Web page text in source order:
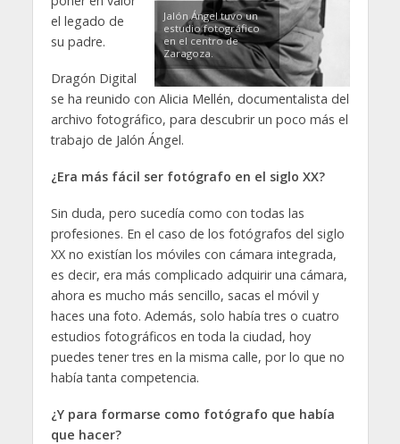
Jalón Ángel tuvo un
estudio fotográfico
en el centro de
Zaragoza.
el legado de
su padre.
Dragón Digital
se ha reunido con Alicia Mellén, documentalista del
archivo fotográfico, para descubrir un poco más el
trabajo de Jalón Ángel.
¿Era más fácil ser fotógrafo en el siglo XX?
Sin duda, pero sucedía como con todas las
profesiones. En el caso de los fotógrafos del siglo
XX no existían los móviles con cámara integrada,
es decir, era más complicado adquirir una cámara,
ahora es mucho más sencillo, sacas el móvil y
haces una foto. Además, solo había tres o cuatro
estudios fotográficos en toda la ciudad, hoy
puedes tener tres en la misma calle, por lo que no
había tanta competencia.
¿Y para formarse como fotógrafo que había
que hacer?